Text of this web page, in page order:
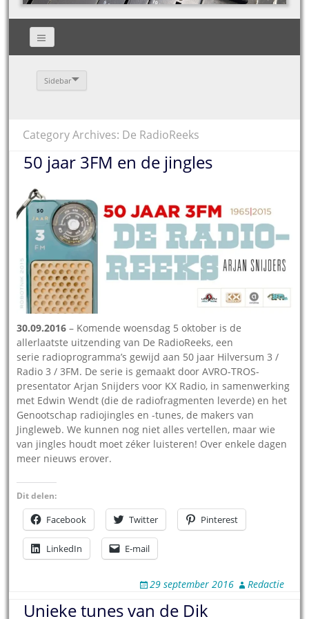
Sidebar
Category Archives: De RadioReeks
50 jaar 3FM en de jingles
30.09.2016 – Komende woensdag 5 oktober is de
allerlaatste uitzending van De RadioReeks, een
serie radioprogramma’s gewijd aan 50 jaar Hilversum 3 /
Radio 3 / 3FM. De serie is gemaakt door AVRO-TROS-
presentator Arjan Snijders voor KX Radio, in samenwerking
met Edwin Wendt (die de radiofragmenten leverde) en het
Genootschap radiojingles en -tunes, de makers van
Jingleweb. We kunnen nog niet alles vertellen, maar wie
van jingles houdt moet zéker luisteren! Over enkele dagen
meer nieuws erover.
Dit delen:
Facebook Twitter Pinterest
LinkedIn E-mail
29 september 2016 Redactie
Unieke tunes van de Dik